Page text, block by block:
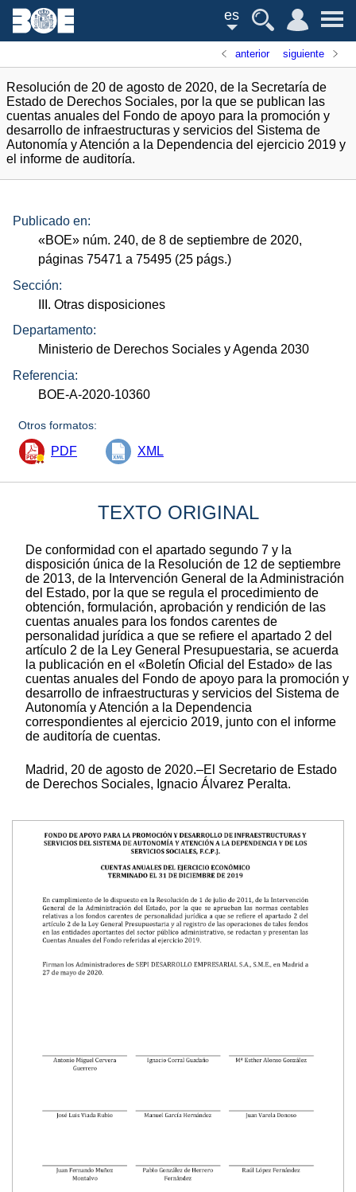
es
anterior siguiente
Resolución de 20 de agosto de 2020, de la Secretaría de
Estado de Derechos Sociales, por la que se publican las
cuentas anuales del Fondo de apoyo para la promoción y
desarrollo de infraestructuras y servicios del Sistema de
Autonomía y Atención a la Dependencia del ejercicio 2019 y
el informe de auditoría.
Publicado en:
«BOE» núm. 240, de 8 de septiembre de 2020,
páginas 75471 a 75495 (25 págs.)
Sección:
III. Otras disposiciones
Departamento:
Ministerio de Derechos Sociales y Agenda 2030
Referencia:
BOE-A-2020-10360
Otros formatos:
PDF XML
TEXTO ORIGINAL
De conformidad con el apartado segundo 7 y la
disposición única de la Resolución de 12 de septiembre
de 2013, de la Intervención General de la Administración
del Estado, por la que se regula el procedimiento de
obtención, formulación, aprobación y rendición de las
cuentas anuales para los fondos carentes de
personalidad jurídica a que se refiere el apartado 2 del
artículo 2 de la Ley General Presupuestaria, se acuerda
la publicación en el «Boletín Oficial del Estado» de las
cuentas anuales del Fondo de apoyo para la promoción y
desarrollo de infraestructuras y servicios del Sistema de
Autonomía y Atención a la Dependencia
correspondientes al ejercicio 2019, junto con el informe
de auditoría de cuentas.
Madrid, 20 de agosto de 2020.–El Secretario de Estado
de Derechos Sociales, Ignacio Álvarez Peralta.